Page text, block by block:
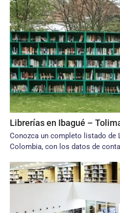
Librerías en Ibagué –
Conozca un completo listado de
Colombia, con los datos de